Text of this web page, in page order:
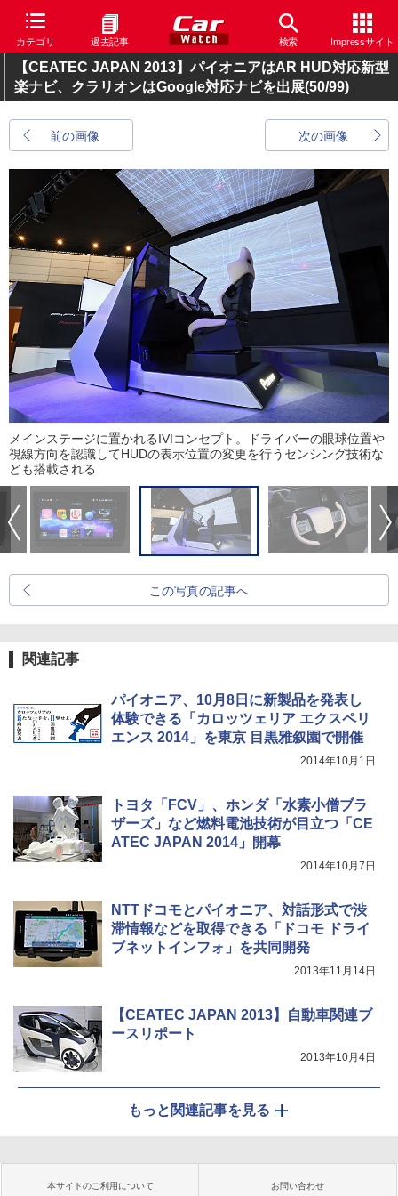
カテゴリ 過去記事 検索 Impressサイト
【CEATEC JAPAN 2013】パイオニアはAR HUD対応新型
楽ナビ、クラリオンはGoogle対応ナビを出展(50/99)
前の画像 次の画像
メインステージに置かれるIVIコンセプト。ドライバーの眼球位置や
視線方向を認識してHUDの表示位置の変更を行うセンシング技術な
ども搭載される
この写真の記事へ
関連記事
パイオニア、10月8日に新製品を発表し
体験できる「カロッツェリア エクスペリ
エンス 2014」を東京 目黒雅叙園で開催
2014年10月1日
トヨタ「FCV」、ホンダ「水素小僧ブラ
ザーズ」など燃料電池技術が目立つ「CE
ATEC JAPAN 2014」開幕
2014年10月7日
NTTドコモとパイオニア、対話形式で渋
滞情報などを取得できる「ドコモ ドライ
ブネットインフォ」を共同開発
2013年11月14日
【CEATEC JAPAN 2013】自動車関連ブ
ースリポート
2013年10月4日
もっと関連記事を見る
本サイトのご利用について お問い合わせ